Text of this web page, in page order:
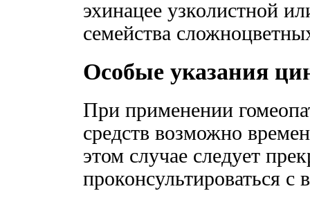
эхинацее узколистной
семейства
Особые указания
При применении
средств возможно
этом случае следует
проконсультироваться с